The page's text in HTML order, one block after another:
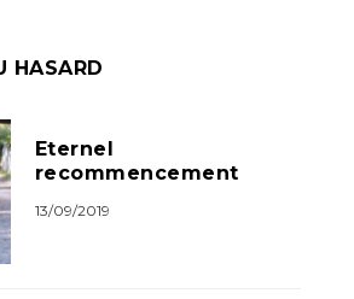
HASARD
Eternel
recommencement
13/09/2019